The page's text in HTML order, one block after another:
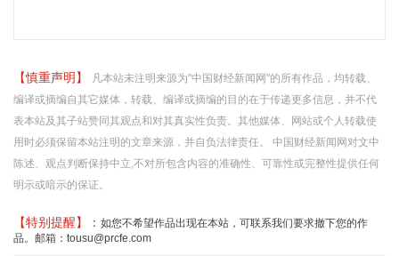
【慎重声明】
凡本站未注明来源为"中国财经新闻网"的所有作品，均转载、
编译或摘编自其它媒体，转载、编译或摘编的目的在于传递更多信息，并不代
表本站及其子站赞同其观点和对其真实性负责。其他媒体、网站或个人转载使
用时必须保留本站注明的文章来源，并自负法律责任。 中国财经新闻网对文中
陈述、观点判断保持中立,不对所包含内容的准确性、可靠性或完整性提供任何
明示或暗示的保证。
【特别提醒】： 如您不希望作品出现在本站，可联系我们要求撤下您的作
品。邮箱：tousu@prcfe.com